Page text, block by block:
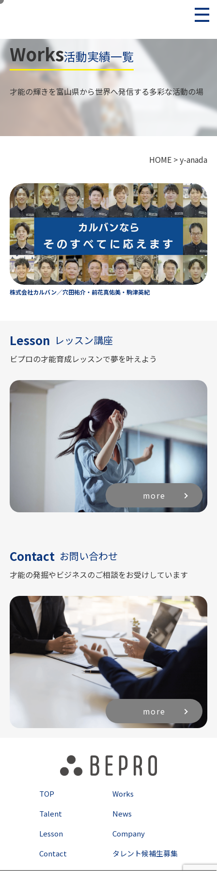
Works活動実績一覧
才能の輝きを富山県から世界へ発信する多彩な活動の場
HOME >y-anada
株式会社カルバン／穴田祐介・前花真佑美・駒津英紀
Lesson レッスン講座
ビプロの才能育成レッスンで夢を叶えよう
more
Contact お問い合わせ
才能の発掘やビジネスのご相談をお受けしています
more
TOP
Works
Talent
News
Lesson
Company
Contact
タレント候補生募集